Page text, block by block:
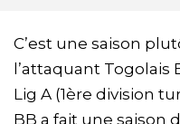
C’est une saison
l’attaquant
Lig A (1ère division
BB a fait une saison